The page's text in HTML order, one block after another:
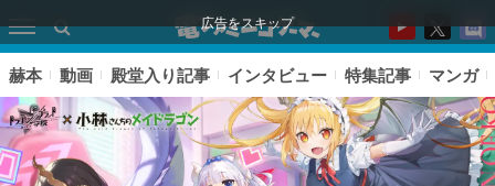
広告をスキップ
赫本 動画 殿堂入り記事 インタビュー 特集記事 マンガ